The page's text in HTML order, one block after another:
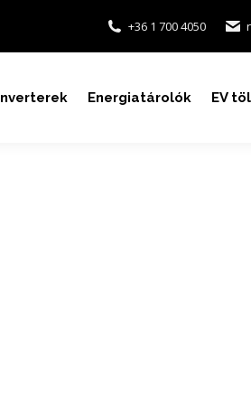
+36 1 700 4050
Energiatárolók EV